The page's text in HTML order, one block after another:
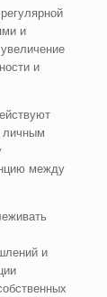
и
и
личным
между
и